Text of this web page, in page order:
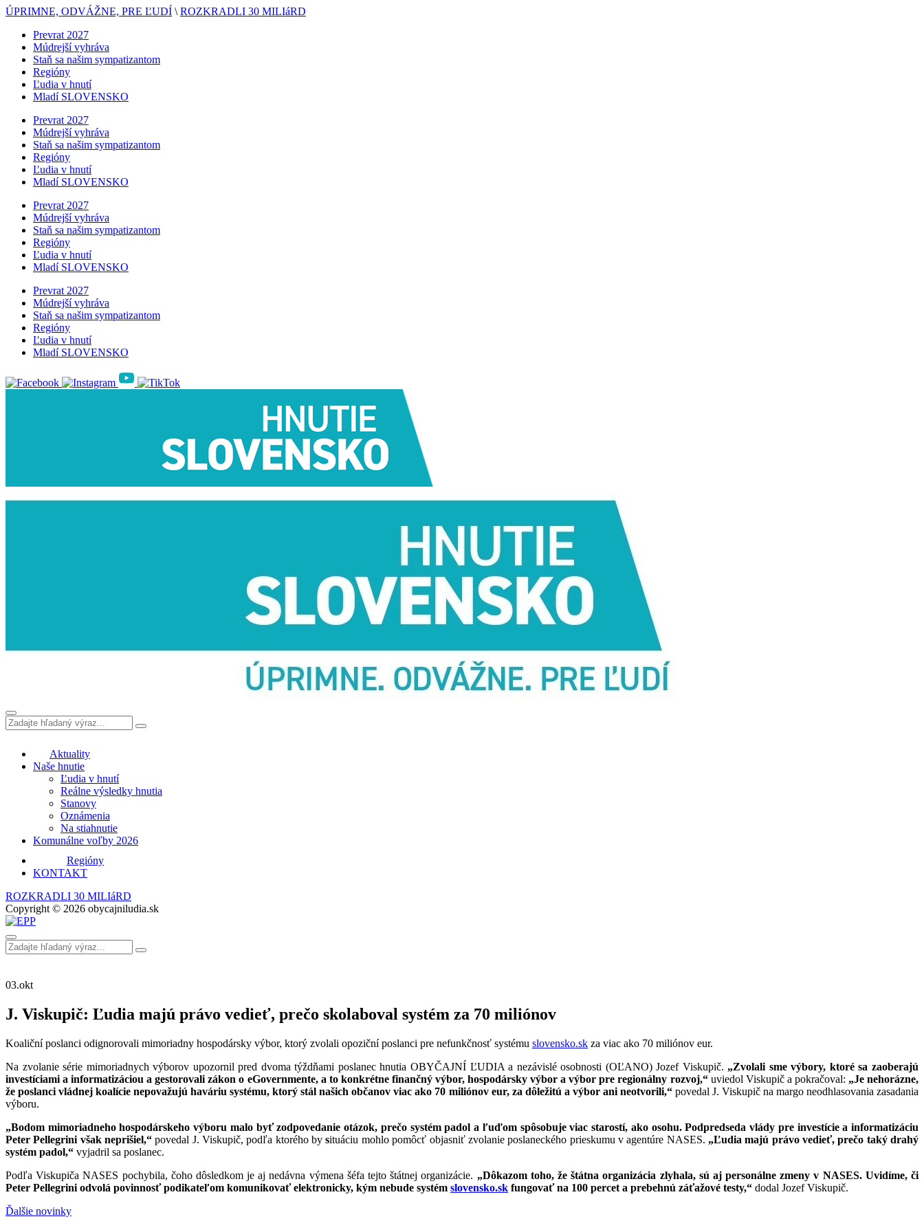
ÚPRIMNE, ODVÁŽNE, PRE ĽUDÍ \ ROZKRADLI 30 MILIáRD
Prevrat 2027
Múdrejší vyhráva
Staň sa našim sympatizantom
Regióny
Ľudia v hnutí
Mladí SLOVENSKO
Prevrat 2027
Múdrejší vyhráva
Staň sa našim sympatizantom
Regióny
Ľudia v hnutí
Mladí SLOVENSKO
Prevrat 2027
Múdrejší vyhráva
Staň sa našim sympatizantom
Regióny
Ľudia v hnutí
Mladí SLOVENSKO
Prevrat 2027
Múdrejší vyhráva
Staň sa našim sympatizantom
Regióny
Ľudia v hnutí
Mladí SLOVENSKO
Aktuality
Naše hnutie
Ľudia v hnutí
Reálne výsledky hnutia
Stanovy
Oznámenia
Na stiahnutie
Komunálne voľby 2026
Regióny
KONTAKT
ROZKRADLI 30 MILIáRD
Copyright © 2026 obycajniludia.sk
03.okt
J. Viskupič: Ľudia majú právo vedieť, prečo skolaboval systém za 70 miliónov
Koaliční poslanci odignorovali mimoriadny hospodársky výbor, ktorý zvolali opoziční poslanci pre nefunkčnosť systému slovensko.sk za viac ako 70 miliónov eur.
Na zvolanie série mimoriadnych výborov upozornil pred dvoma týždňami poslanec hnutia OBYČAJNÍ ĽUDIA a nezávislé osobnosti (OĽANO) Jozef Viskupič. „Zvolali sme výbory, ktoré sa zaoberajú
investíciami a informatizáciou a gestorovali zákon o eGovernmente, a to konkrétne finančný výbor, hospodársky výbor a výbor pre regionálny rozvoj,“ uviedol Viskupič a pokračoval: „Je nehorázne,
že poslanci vládnej koalície nepovažujú haváriu systému, ktorý stál našich občanov viac ako 70 miliónov eur, za dôležitú a výbor ani neotvorili,“ povedal J. Viskupič na margo neodhlasovania zasadania
výboru.
„Bodom mimoriadneho hospodárskeho výboru malo byť zodpovedanie otázok, prečo systém padol a ľuďom spôsobuje viac starostí, ako osohu. Podpredseda vlády pre investície a informatizáciu
Peter Pellegrini však neprišiel,“ povedal J. Viskupič, podľa ktorého by situáciu mohlo pomôcť objasniť zvolanie poslaneckého prieskumu v agentúre NASES. „Ľudia majú právo vedieť, prečo taký drahý
systém padol,“ vyjadril sa poslanec.
Podľa Viskupiča NASES pochybila, čoho dôsledkom je aj nedávna výmena šéfa tejto štátnej organizácie. „Dôkazom toho, že štátna organizácia zlyhala, sú aj personálne zmeny v NASES. Uvidíme, či
Peter Pellegrini odvolá povinnosť podikateľom komunikovať elektronicky, kým nebude systém slovensko.sk fungovať na 100 percet a prebehnú záťažové testy,“ dodal Jozef Viskupič.
Ďalšie novinky